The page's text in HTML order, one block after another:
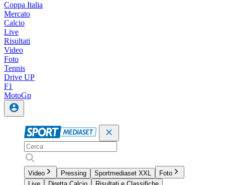
Coppa Italia
Mercato
Calcio
Live
Risultati
Video
Foto
Tennis
Drive UP
F1
MotoGp
Video Pressing Sportmediaset XXL
Foto